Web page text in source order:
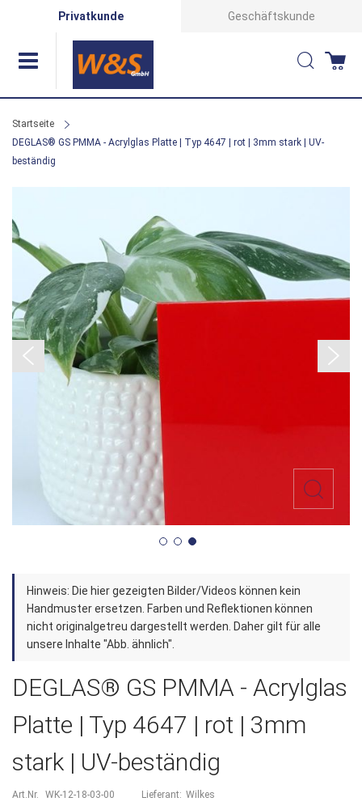
Privatkunde Geschäftskunde
Suche
Startseite
DEGLAS® GS PMMA - Acrylglas Platte | Typ 4647 | rot | 3mm stark | UV-
beständig
Ende
der
Bildergalerie
springen
Zum
Anfang
der
Bildergalerie
Hinweis: Die hier gezeigten Bilder/Videos können kein
Handmuster ersetzen. Farben und Reflektionen können
nicht originalgetreu dargestellt werden. Daher gilt für alle
unsere Inhalte "Abb. ähnlich".
DEGLAS® GS PMMA - Acrylglas
Platte | Typ 4647 | rot | 3mm
stark | UV-beständig
Art.Nr. WK-12-18-03-00 Lieferant: Wilkes